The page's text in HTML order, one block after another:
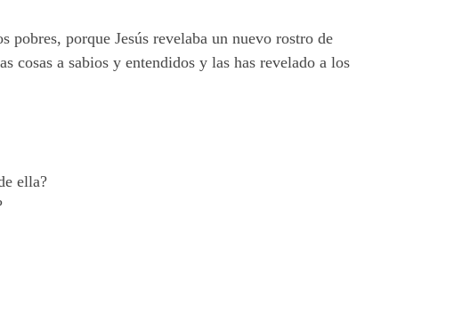
pobres, porque Jesús revelaba un nuevo rostro de
cosas a sabios y entendidos y las has revelado a los
ella?